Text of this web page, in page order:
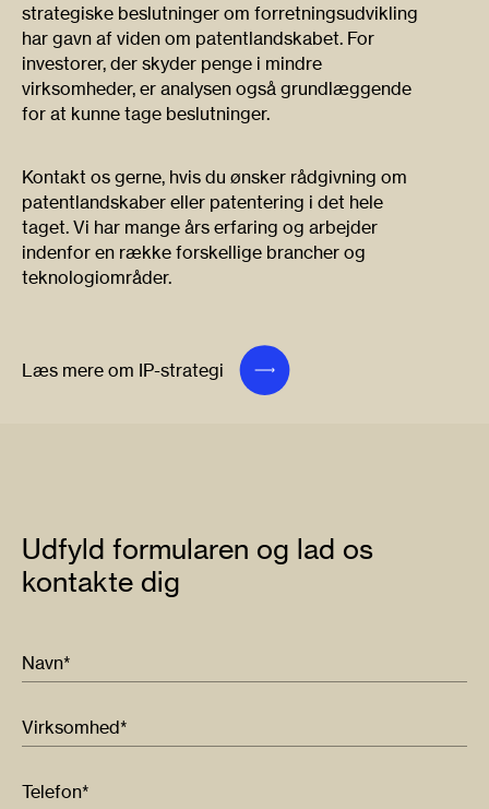
strategiske beslutninger om forretningsudvikling
har gavn af viden om patentlandskabet. For
investorer, der skyder penge i mindre
virksomheder, er analysen også grundlæggende
for at kunne tage beslutninger.
Kontakt os gerne, hvis du ønsker rådgivning om
patentlandskaber eller patentering i det hele
taget. Vi har mange års erfaring og arbejder
indenfor en række forskellige brancher og
teknologiområder.
Læs mere om IP-strategi
Udfyld formularen og lad os
kontakte dig
Navn*
Virksomhed*
Telefon*